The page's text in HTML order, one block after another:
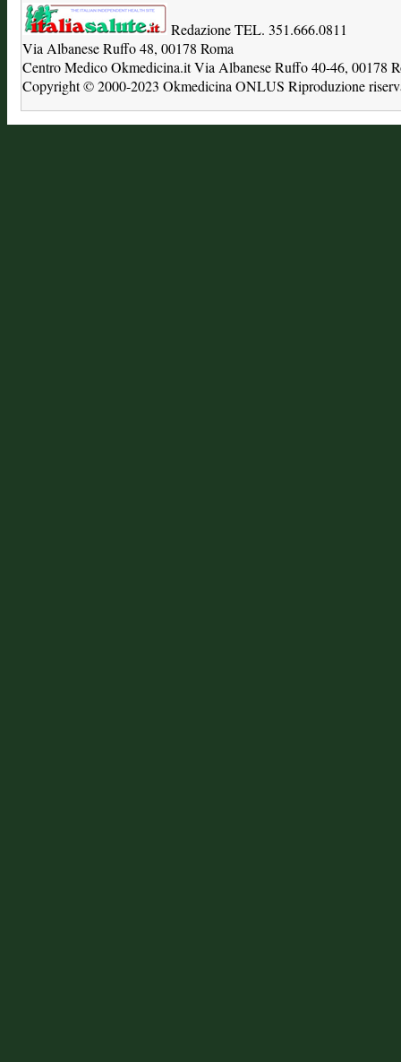
Redazione TEL. 351.666.0811
Via Albanese Ruffo 48, 00178 Roma
Centro Medico Okmedicina.it Via Albanese Ruffo 40-46, 00178
Copyright © 2000-2023 Okmedicina ONLUS Riproduzione